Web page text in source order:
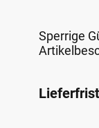
Sperrige